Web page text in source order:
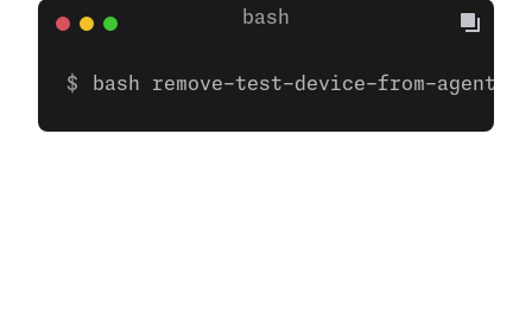
bash remove-test-device-from-agent.sh